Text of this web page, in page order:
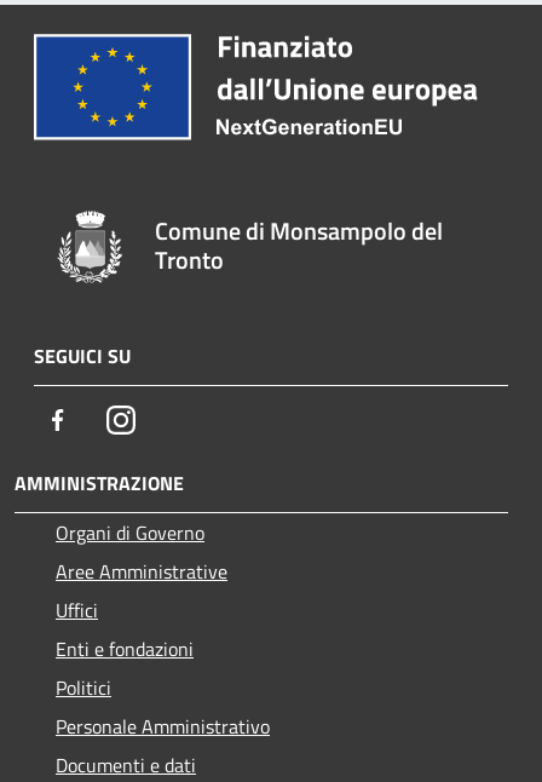
Comune di Monsampolo del
Tronto
SEGUICI SU
FacebookInstagram
AMMINISTRAZIONE
Organi di Governo
Aree Amministrative
Uffici
Enti e fondazioni
Politici
Personale Amministrativo
Documenti e dati